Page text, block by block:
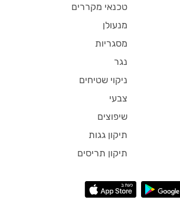
טכנאי מקררים
מנעולן
מסגריות
נגר
ניקוי שטיחים
צבעי
שיפוצים
תיקון גגות
תיקון תריסים